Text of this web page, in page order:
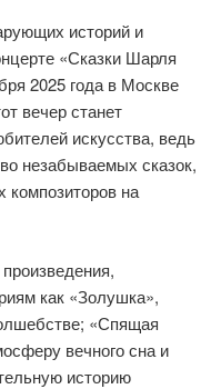
историй и
«Сказки Шарля
2025 года в Москве
вечер станет
искусства, ведь
незабываемых сказок,
композиторов на
как «Золушка»,
«Спящая
вечного сна и
историю